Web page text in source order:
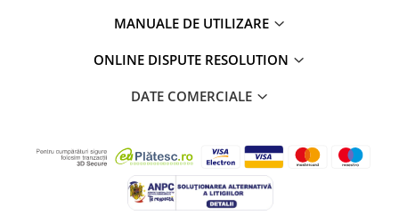
MANUALE DE UTILIZARE
ONLINE DISPUTE RESOLUTION
DATE COMERCIALE